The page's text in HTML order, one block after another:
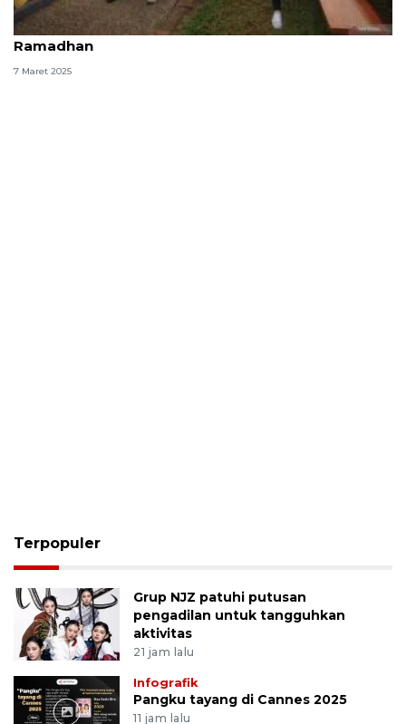
Arti kata "mokel" istilah bahasa gaul di bulan puasa
Ramadhan
7 Maret 2025
Terpopuler
Grup NJZ patuhi putusan
pengadilan untuk tangguhkan
aktivitas
21 jam lalu
Infografik
Pangku tayang di Cannes 2025
11 jam lalu